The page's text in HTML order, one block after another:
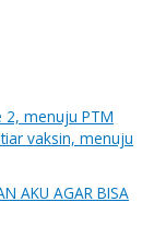
2, menuju PTM
vaksin, menuju
AKU AGAR BISA